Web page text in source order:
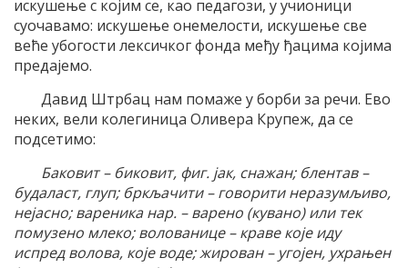
искушење с којим се, као педагози, у учионици
суочавамо: искушење онемелости, искушење све
веће убогости лексичког фонда међу ђацима којима
предајемо.
Давид Штрбац нам помаже у борби за речи. Ево
неких, вели колегиница Оливера Крупеж, да се
подсетимо:
Баковит – биковит, фиг. јак, снажан;блентав –
будаласт, глуп;бркљачити – говорити неразумљиво,
нејасно;вареника нар. – варено (кувано) или тек
помузено млеко;волованице – краве које иду
испред волова, које воде;жирован – угојен, ухрањен